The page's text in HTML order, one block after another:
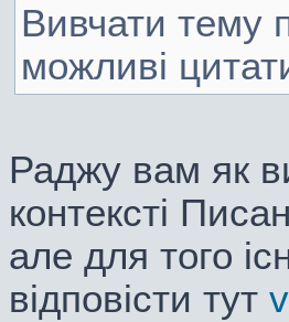
Вивчати тему
можливі
Раджу вам як
контексті
але для того
відповісти тут